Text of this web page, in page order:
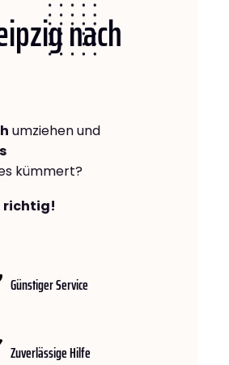
nach
umziehen und
kümmert?
richtig!
Günstiger Service
Zuverlässige Hilfe